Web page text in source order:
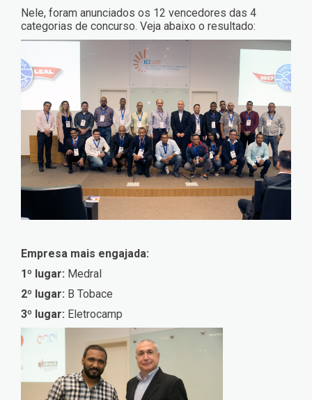
Nele, foram anunciados os 12 vencedores das 4
categorias de concurso. Veja abaixo o resultado:
Empresa mais engajada:
1º lugar: Medral
2º lugar: B Tobace
3º lugar: Eletrocamp